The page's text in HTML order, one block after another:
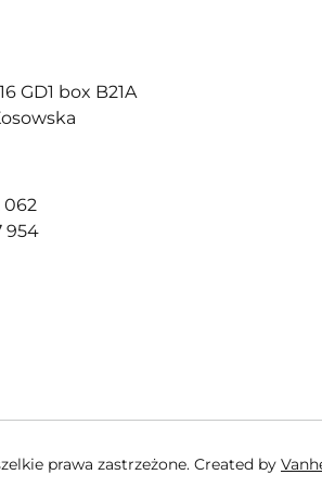
GD1 box B21A
062
954
prawa zastrzeżone. Created by